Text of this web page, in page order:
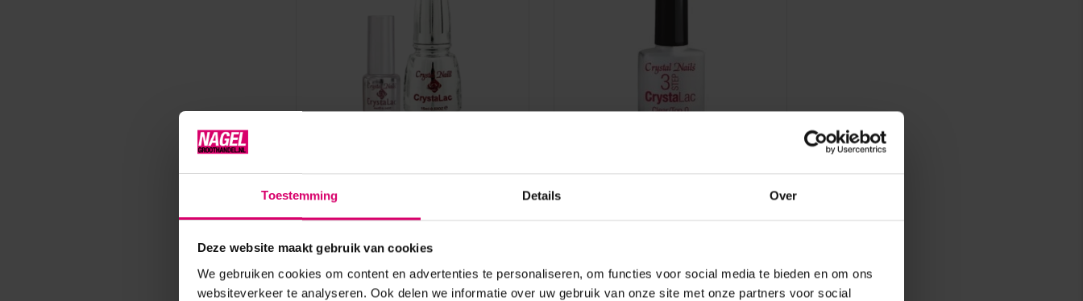
Toestemming Details Over
Deze website maakt gebruik van cookies
We gebruiken cookies om content en advertenties te personaliseren, om functies voor social media te bieden en om ons
websiteverkeer te analyseren. Ook delen we informatie over uw gebruik van onze site met onze partners voor social
24,10
excl. btw
15,70
excl. btw